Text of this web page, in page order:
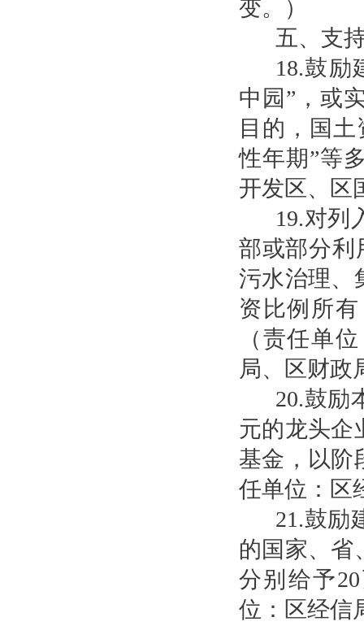
变。）
五、支
18.鼓励
中园”，或
目的，国
性年期”等
开发区、区
19.对列
部或部分利
污水治理、
资比例所
（责任单
局、区财政
20.鼓励
元的龙头企
基金，以阶
任单位：区
21.鼓励
的国家、省
分别给予
位：区经信